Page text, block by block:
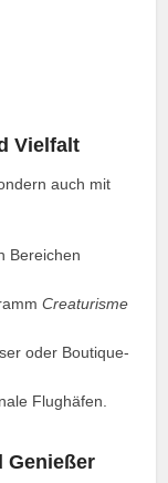
Vielfalt
auch mit
Bereichen
Creaturisme
oder Boutique-
Flughäfen.
Genießer